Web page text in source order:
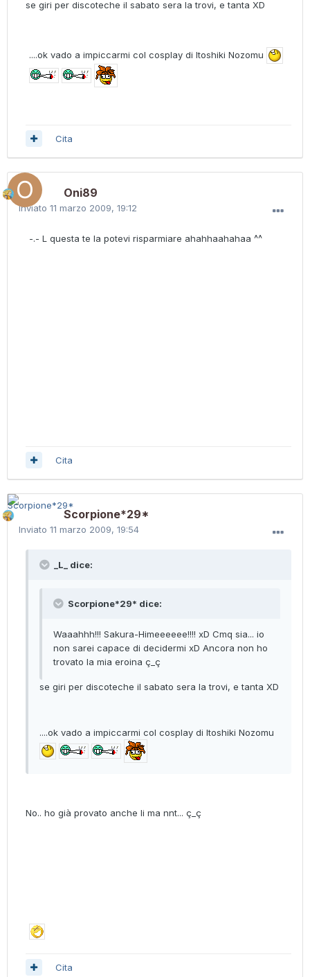
se giri per discoteche il sabato sera la trovi, e tanta XD
....ok vado a impiccarmi col cosplay di Itoshiki Nozomu
Cita
Oni89
Inviato 11 marzo 2009, 19:12
-.- L questa te la potevi risparmiare ahahhaahahaa ^^
Cita
Scorpione*29*
Inviato 11 marzo 2009, 19:54
_L_ dice:
Scorpione*29* dice:
Waaahhh!!! Sakura-Himeeeeee!!!! xD Cmq sia... io
non sarei capace di decidermi xD Ancora non ho
trovato la mia eroina ç_ç
se giri per discoteche il sabato sera la trovi, e tanta XD
....ok vado a impiccarmi col cosplay di Itoshiki Nozomu
No.. ho già provato anche li ma nnt... ç_ç
Cita